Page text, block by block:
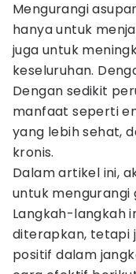
Mengurangi
hanya untuk
juga untuk
keseluruhan.
Dengan sedikit
manfaat seperti
yang lebih sehat,
kronis.
Dalam artikel ini,
untuk mengurangi
Langkah-langkah
diterapkan, tetapi
positif dalam